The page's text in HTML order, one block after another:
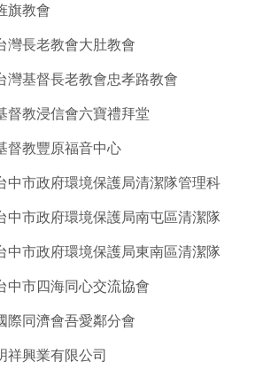
旗教會
灣長老教會大肚教會
灣基督長老教會忠孝路教會
督教浸信會六寶禮拜堂
督教豐原福音中心
中市政府環境保護局清潔隊管理科
中市政府環境保護局南屯區清潔隊
中市政府環境保護局東南區清潔隊
中市四海同心交流協會
際同濟會吾愛鄰分會
祥興業有限公司